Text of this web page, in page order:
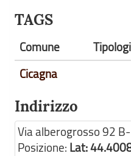
TAGS
Comune
Cicagna
Indirizzo
Via alberogrosso 92
Posizione: Lat: